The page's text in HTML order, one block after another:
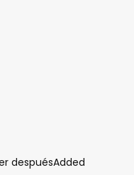
despuésAdded